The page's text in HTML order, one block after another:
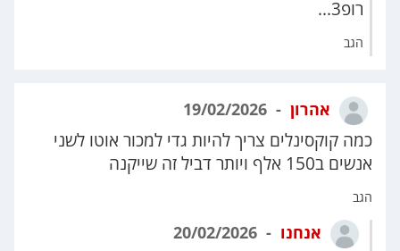
רופ3...
הגב
אהרון
כמה קוקסינלים צריך להיות גדי למכור אוטו לשני
אנשים ב150 אלף ויותר דביל זה שייקנה
הגב
אנחנו